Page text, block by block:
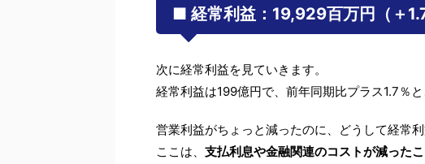
■ 経常利益：19,929百万円（＋1.7
次に経常利益を見ていきます。
経常利益は199億円で、前年同期比プラス1.7％
営業利益がちょっと減ったのに、どうして経常
ここは、 支払利息や金融関連のコストが減った